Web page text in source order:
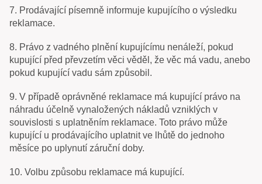
7. Prodávající písemně informuje kupujícího o výsledku
reklamace.
8. Právo z vadného plnění kupujícímu nenáleží, pokud
kupující před převzetím věci věděl, že věc má vadu, anebo
pokud kupující vadu sám způsobil.
9. V případě oprávněné reklamace má kupující právo na
náhradu účelně vynaložených nákladů vzniklých v
souvislosti s uplatněním reklamace. Toto právo může
kupující u prodávajícího uplatnit ve lhůtě do jednoho
měsíce po uplynutí záruční doby.
10. Volbu způsobu reklamace má kupující.